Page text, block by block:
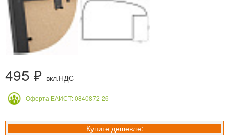
495 ₽ вкл.НДС
Оферта ЕАИСТ: 0840872-26
Купите дешевле: